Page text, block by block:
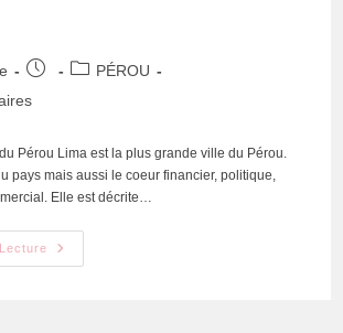
PÉROU
Pérou Lima est la plus grande ville du Pérou.
pays mais aussi le coeur financier, politique,
Elle est décrite…